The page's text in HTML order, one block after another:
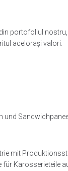
portofoliul
acelorași valori.
und
mit
für Karosserieteile